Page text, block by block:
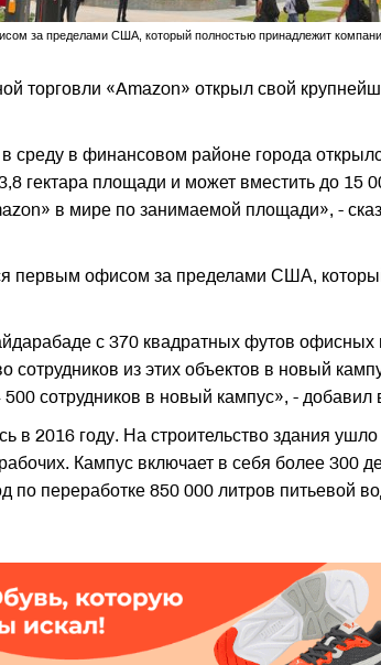
за пределами США, который полностью принадлежит
торговли «Amazon» открыл свой
среду в финансовом районе города
гектара площади и может вместить до 15
в мире по занимаемой площади», -
первым офисом за пределами США,
с 370 квадратных футов
сотрудников из этих объектов в новый
сотрудников в новый кампус», - добавил
в 2016 году. На строительство здания
Кампус включает в себя более 300
по переработке 850 000 литров питьевой